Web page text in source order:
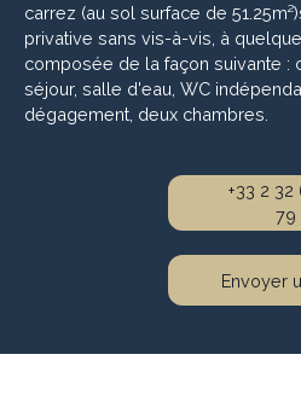
carrez (au sol surface de
privative sans vis-à-vis, à
composée de la façon suivante :
séjour, salle d'eau, WC
dégagement, deux chambres.
+33 2 32
79
Envoyer